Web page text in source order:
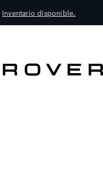
Inventario disponible.